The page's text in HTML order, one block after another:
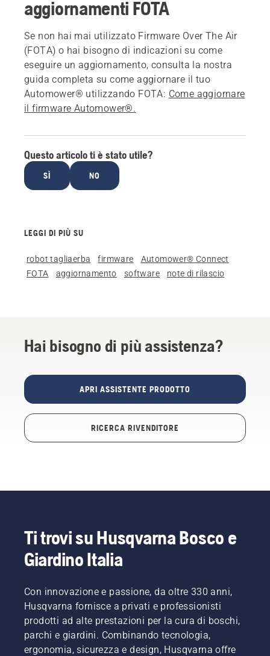
aggiornamenti FOTA
Se non hai mai utilizzato Firmware Over The Air
(FOTA) o hai bisogno di indicazioni su come
eseguire un aggiornamento, consulta la nostra
guida completa su come aggiornare il tuo
Automower® utilizzando FOTA: Come aggiornare
il firmware Automower®.
Questo articolo ti è stato utile?
SÌ NO
LEGGI DI PIÙ SU
robot tagliaerba firmware
Automower® Connect
FOTA
aggiornamento software note di rilascio
Hai bisogno di più assistenza?
APRI ASSISTENTE PRODOTTO
RICERCA RIVENDITORE
Ti trovi su Husqvarna Bosco e
Giardino Italia
Con innovazione e passione, da oltre 330 anni,
Husqvarna fornisce a privati e professionisti
prodotti ad alte prestazioni per la cura di boschi,
parchi e giardini. Combinando tecnologia,
ergonomia, sicurezza e design, Husqvarna offre